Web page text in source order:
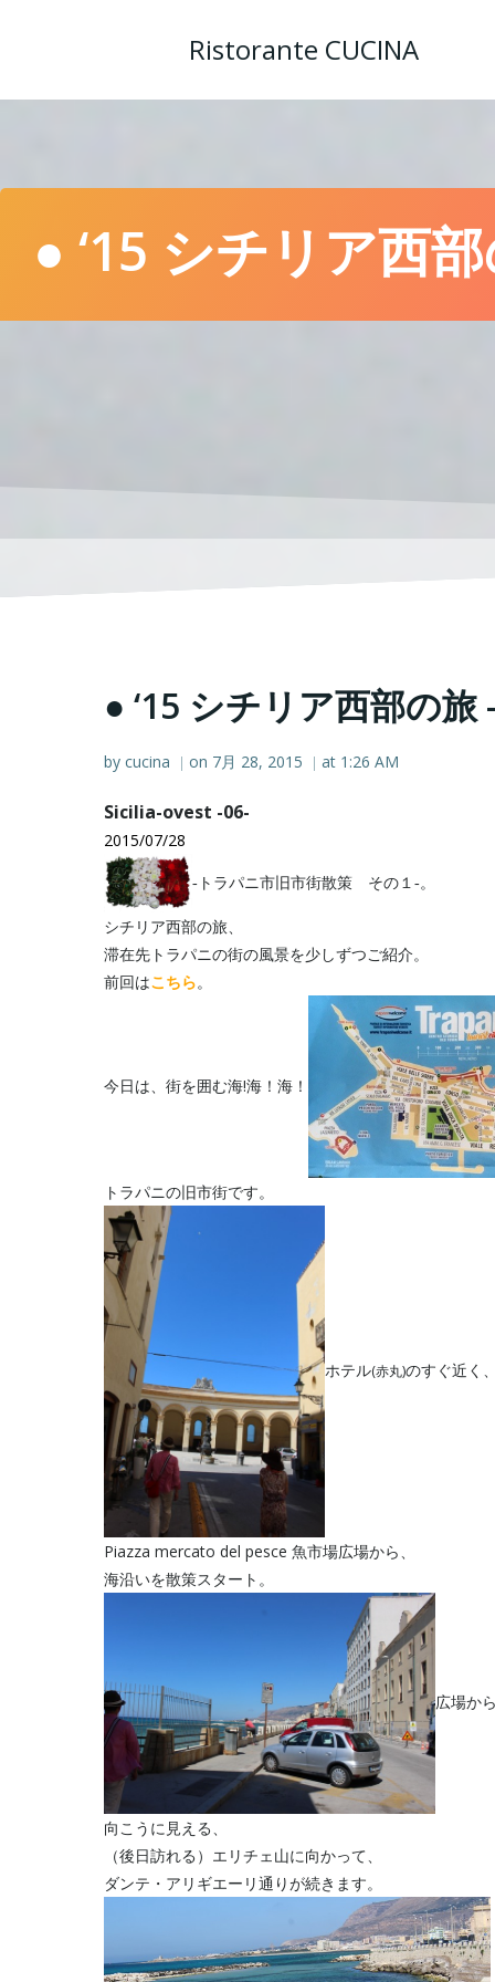
キ
Ristorante CUCINA
● ‘15 シチリア西
● ‘15 シチリア西部の旅
by cucina | on 7月 28, 2015 | at 1:26 AM
Sicilia-ovest -06-
2015/07/28
‐トラパニ市旧市街散策 その１‐。
シチリア西部の旅、
滞在先トラパニの街の風景を少しずつご紹介。
前回はこちら。
今日は、街を囲む海!海！海！
トラパニの旧市街です。
ホテル(赤丸)のすぐ近く
Piazza mercato del pesce 魚市場広場から、
海沿いを散策スタート。
広場か
向こうに見える、
（後日訪れる）エリチェ山に向かって、
ダンテ・アリギエーリ通りが続きます。